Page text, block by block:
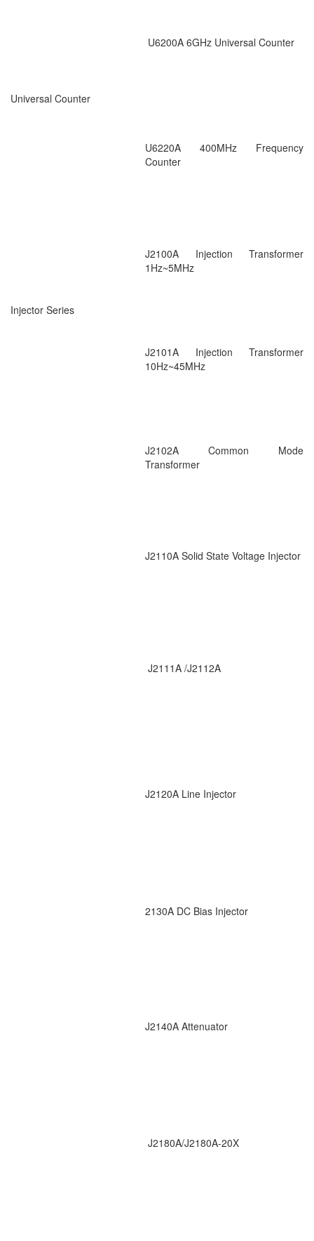
Universal Counter
U6200A 6GHz Universal Counter
U6220A 400MHz Frequency
Counter
Injector Series
J2100A Injection Transformer
1Hz~5MHz
J2101A Injection Transformer
10Hz~45MHz
J2102A Common Mode
Transformer
J2110A Solid State Voltage Injector
J2111A /J2112A
J2120A Line Injector
2130A DC Bias Injector
J2140A Attenuator
J2180A/J2180A-20X